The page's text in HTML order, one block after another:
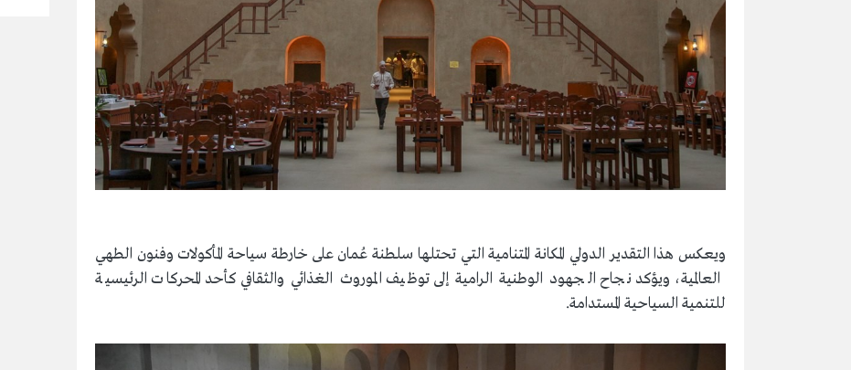
ويعكس هذا التقدير الدولي المكانة المتنامية التي تحتلها سلطنة عُمان على خارطة سياحة المأكولات وفنون الطهي
العالمية، ويؤكد نجاح الجهود الوطنية الرامية إلى توظيف الموروث الغذائي والثقافي كأحد المحركات الرئيسية
للتنمية السياحية المستدامة.